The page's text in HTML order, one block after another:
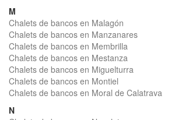
M
Chalets de bancos en Malagón
Chalets de bancos en Manzanares
Chalets de bancos en Membrilla
Chalets de bancos en Mestanza
Chalets de bancos en Miguelturra
Chalets de bancos en Montiel
Chalets de bancos en Moral de Calatrava
N